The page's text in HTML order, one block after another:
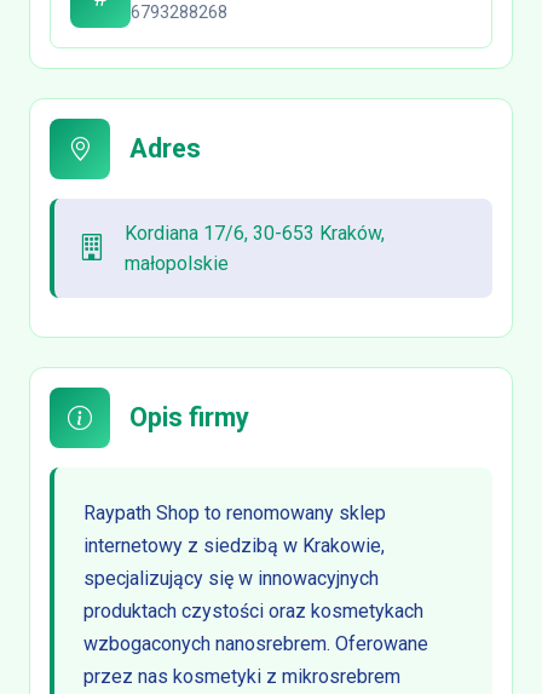
6793288268
Adres
Kordiana 17/6, 30-653 Kraków,
małopolskie
Opis firmy
Raypath Shop to renomowany sklep
internetowy z siedzibą w Krakowie,
specjalizujący się w innowacyjnych
produktach czystości oraz kosmetykach
wzbogaconych nanosrebrem. Oferowane
przez nas kosmetyki z mikrosrebrem